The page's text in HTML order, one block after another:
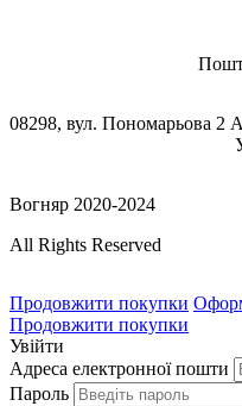
08298, вул. Пономарьова 2
Вогняр 2020-2024
All Rights Reserved
Продовжити покупки
Продовжити покупки
Увійти
Адреса електронної пошти
Пароль